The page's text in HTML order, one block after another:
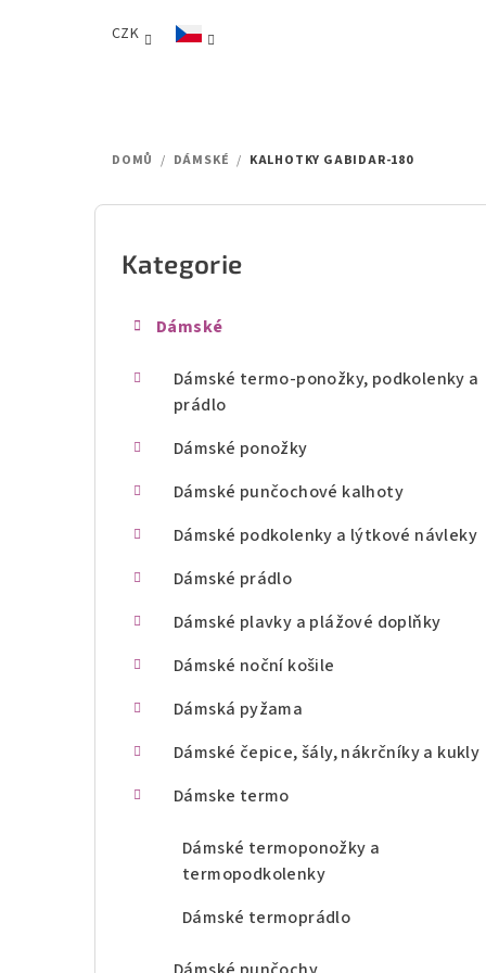
CZK
DOMŮ / DÁMSKÉ / KALHOTKY GABIDAR-180
Přeskočit
kategorie
Kategorie
Dámské
Dámské termo-ponožky, podkolenky a
prádlo
Dámské ponožky
Dámské punčochové kalhoty
Dámské podkolenky a lýtkové návleky
Dámské prádlo
Dámské plavky a plážové doplňky
Dámské noční košile
Dámská pyžama
Dámské čepice, šály, nákrčníky a kukly
Dámske termo
Dámské termoponožky a
termopodkolenky
Dámské termoprádlo